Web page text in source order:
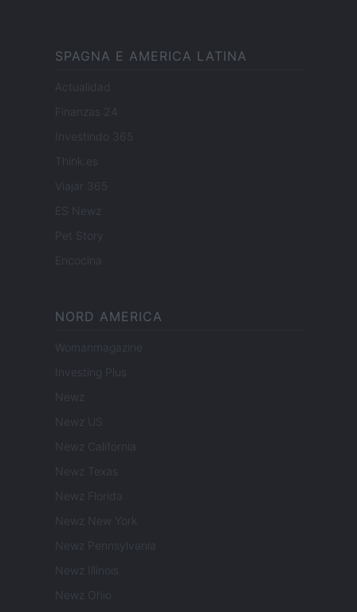
SPAGNA E AMERICA LATINA
Actualidad
Finanzas 24
Investindo 365
Think.es
Viajar 365
ES Newz
Pet Story
Encocina
NORD AMERICA
Womanmagazine
Investing Plus
Newz
Newz US
Newz California
Newz Texas
Newz Florida
Newz New York
Newz Pennsylvania
Newz Illinois
Newz Ohio